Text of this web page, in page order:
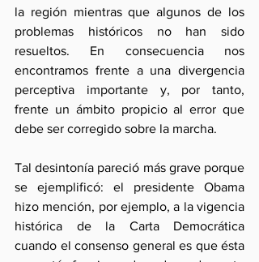
la región mientras que algunos de los
problemas históricos no han sido
resueltos. En consecuencia nos
encontramos frente a una divergencia
perceptiva importante y, por tanto,
frente un ámbito propicio al error que
debe ser corregido sobre la marcha.
Tal desintonía pareció más grave porque
se ejemplificó: el presidente Obama
hizo mención, por ejemplo, a la vigencia
histórica de la Carta Democrática
cuando el consenso general es que ésta